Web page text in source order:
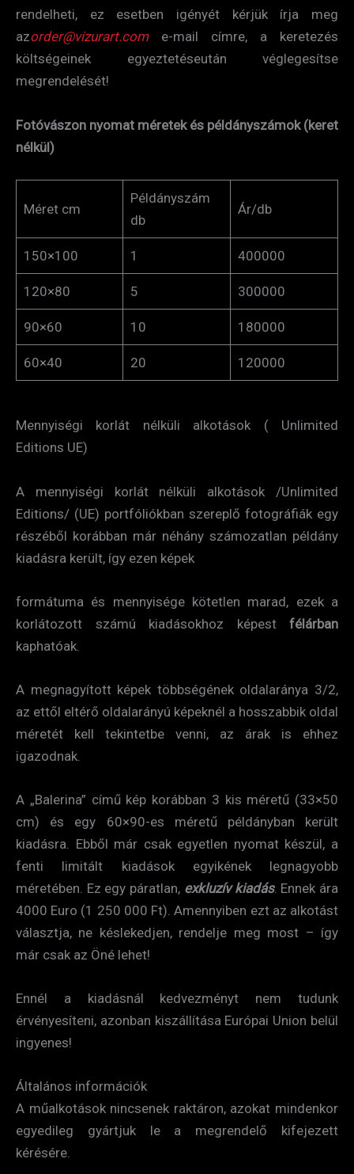
rendelheti, ez esetben igényét kérjük írja meg
azorder@vizurart.com
e-mail címre, a keretezés
költségeinek egyeztetéseután véglegesítse
megrendelését!
Fotóvászon nyomat méretek és példányszámok (keret
nélkül)
Méret cm
Példányszám
db
Ár/db
150×100 1 400000
120×80 5 300000
90×60 10 180000
60×40 20 120000
Mennyiségi korlát nélküli alkotások ( Unlimited
Editions UE)
A mennyiségi korlát nélküli alkotások /Unlimited
Editions/ (UE) portfóliókban szereplő fotográfiák egy
részéből korábban már néhány számozatlan példány
kiadásra került, így ezen képek
formátuma és mennyisége kötetlen marad, ezek a
korlátozott számú kiadásokhoz képest félárban
kaphatóak.
A megnagyított képek többségének oldalaránya 3/2,
az ettől eltérő oldalarányú képeknél a hosszabbik oldal
méretét kell tekintetbe venni, az árak is ehhez
igazodnak.
A „Balerina” című kép korábban 3 kis méretű (33×50
cm) és egy 60×90-es méretű példányban került
kiadásra. Ebből már csak egyetlen nyomat készül, a
fenti limitált kiadások egyikének legnagyobb
méretében. Ez egy páratlan, exkluzív kiadás. Ennek ára
4000 Euro (1 250 000 Ft). Amennyiben ezt az alkotást
választja, ne késlekedjen, rendelje meg most – így
már csak az Öné lehet!
Ennél a kiadásnál kedvezményt nem tudunk
érvényesíteni, azonban kiszállítása Európai Union belül
ingyenes!
Általános információk
A műalkotások nincsenek raktáron, azokat mindenkor
egyedileg gyártjuk le a megrendelő kifejezett
kérésére.